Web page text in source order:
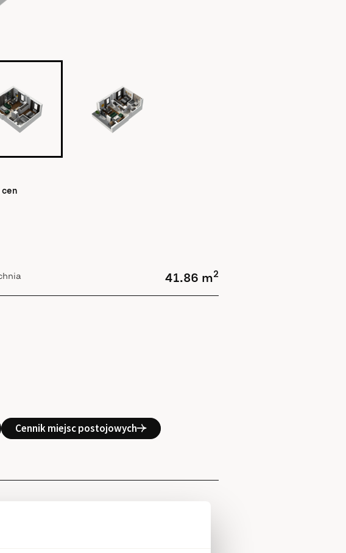
41.86 m2
Cennik miejsc postojowych